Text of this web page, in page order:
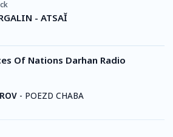
- ATSAĬ
Of Nations Darhan Radio
- POEZD CHABA